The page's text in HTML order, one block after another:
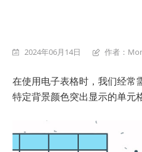
2024年06月14日 作者：
在使用电子表格时，我们经常
特定背景颜色突出显示的单元